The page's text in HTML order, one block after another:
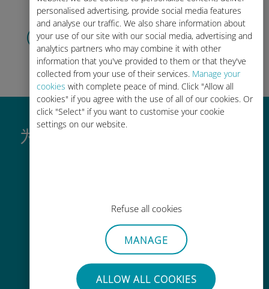
personalised advertising, provide social media features
and analyse our traffic. We also share information about
your use of our site with our social media, advertising and
analytics partners who may combine it with other
information that you've provided to them or that they've
collected from your use of their services. Manage your
cookies with complete peace of mind. Click "Allow all
cookies" if you agree with the use of all of our cookies. Or
click "Select" if you want to customise your cookie
settings on our website.
Refuse all cookies
MANAGE
ALLOW ALL COOKIES
创建您的账户
开始使用您的数据套餐，随时随地查
询余额并充值。 尽情享受吧！
为什么Ubigi国际eSIM如此出色
即时激活
几分钟内通过电子邮件获取二维码并
扫描它